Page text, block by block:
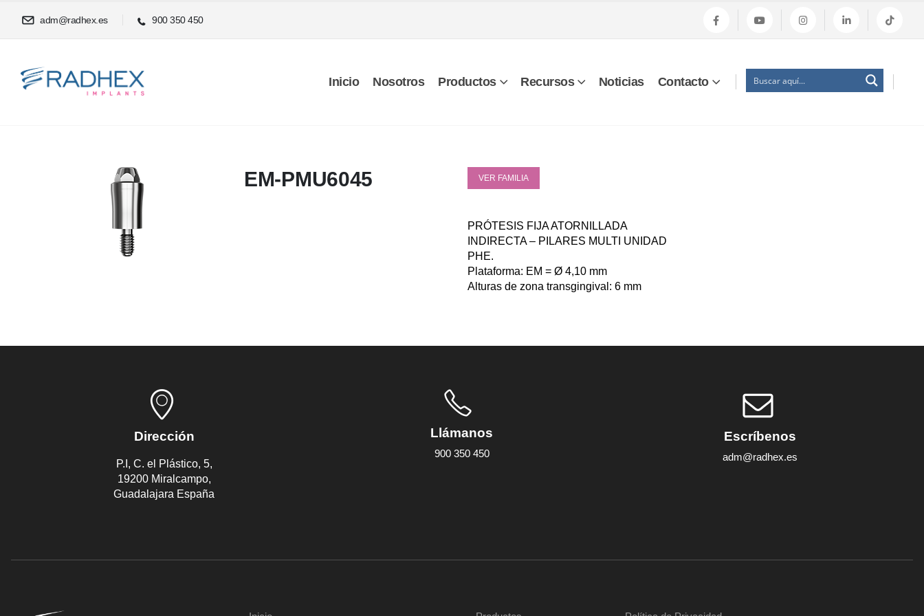
adm@radhex.es 900 350 450
Inicio Nosotros Productos Recursos Noticias Contacto
EM-PMU6045 VER FAMILIA
PRÓTESIS FIJA ATORNILLADA
INDIRECTA – PILARES MULTI UNIDAD
PHE.
Plataforma: EM = Ø 4,10 mm
Alturas de zona transgingival: 6 mm
Dirección
P.I, C. el Plástico, 5,
19200 Miralcampo,
Guadalajara España
Llámanos
900 350 450
Escríbenos
adm@radhex.es